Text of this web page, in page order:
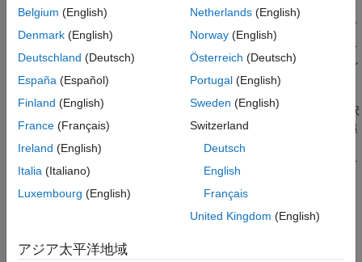
反復ステートメントまたは選択ステートメントの後に誤って
セミコロンを付ける。意図に反して、セミコロンが原因でス
テートメントの後に続く行がステートメントと関連付けられ
なくなります。
このチェッカーは、本体に 1 行しか含まれていない場合でも選択
ステートメントまたは反復ステートメントの後ろに中かっこを追
加するという慣例に従います。後で、新しい行が追加されたとき
に、それらを追加した開発者が中かっこがないことに気付いてそ
れらを含める必要がなくなります。
ークンが左中かっこではない
Belgium (English)
Denmark (English)
Deutschland (Deutsch)
España (Español)
Finland (English)
France (Français)
Ireland (English)
Italia (Italiano)
Luxembourg (English)
Netherlands(English)
Norway(English)
Österreich (Deutsch)
Portugal(English)
Sweden (English)
Switzerland
Deutsch
English
Français
United Kingdom (English)
アジア太平洋地域